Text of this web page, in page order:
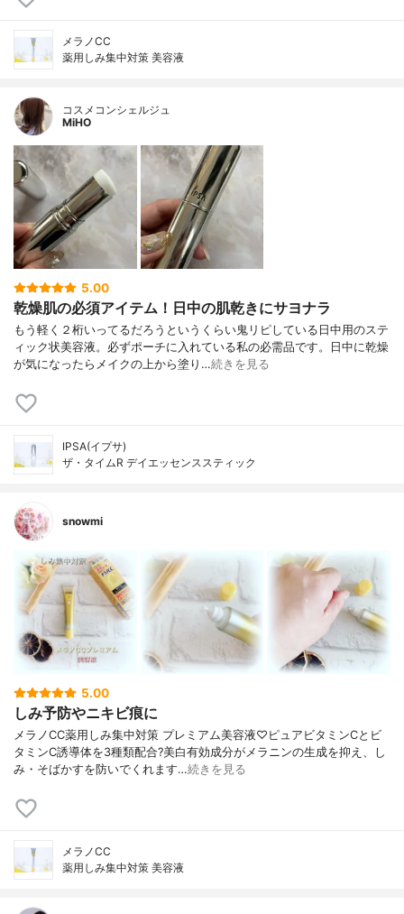
メラノCC
薬用しみ集中対策 美容液
コスメコンシェルジュ
MiHO
5.00
乾燥肌の必須アイテム！日中の肌乾きにサヨナラ
もう軽く２桁いってるだろうというくらい鬼リピしている日中用のステ
ィック状美容液。必ずポーチに入れている私の必需品です。日中に乾燥
が気になったらメイクの上から塗り…続きを見る
IPSA(イプサ)
ザ・タイムR デイエッセンススティック
snowmi
5.00
しみ予防やニキビ痕に
メラノCC薬用しみ集中対策 プレミアム美容液♡ピュアビタミンCとビ
タミンC誘導体を3種類配合?美白有効成分がメラニンの生成を抑え、し
み・そばかすを防いでくれます…続きを見る
メラノCC
薬用しみ集中対策 美容液